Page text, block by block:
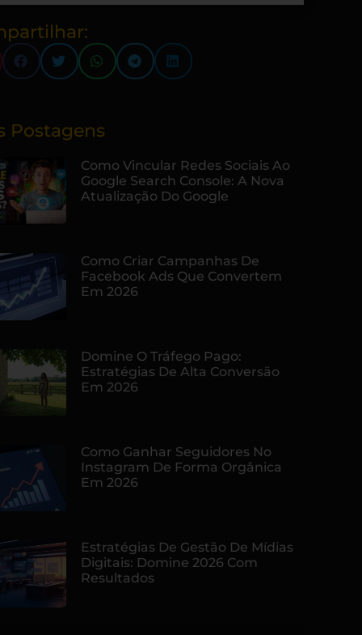
Postagens
Como Vincular Redes Sociais Ao
Google Search Console: A Nova
Atualização Do Google
Como Criar Campanhas De
Facebook Ads Que Convertem
Em 2026
Domine O Tráfego Pago:
Estratégias De Alta Conversão
Em 2026
Como Ganhar Seguidores No
Instagram De Forma Orgânica
Em 2026
Estratégias De Gestão De Mídias
Digitais: Domine 2026 Com
Resultados